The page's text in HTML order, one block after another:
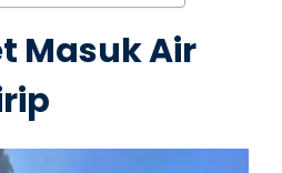
Masuk Air